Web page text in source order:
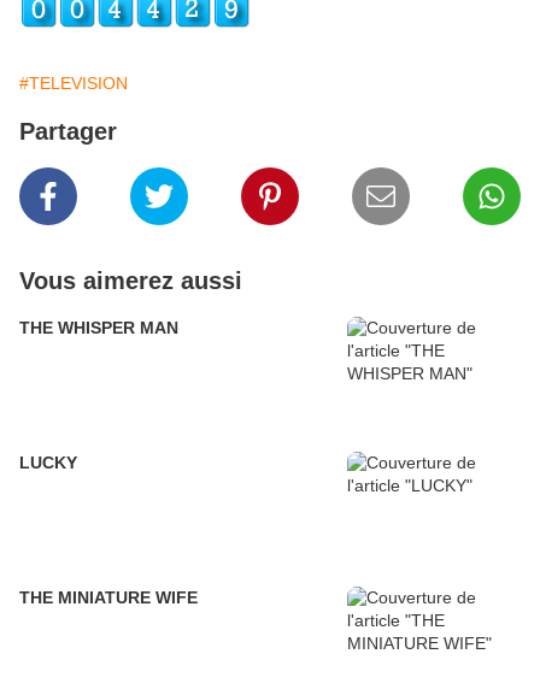
#TELEVISION
Partager
Vous aimerez aussi
THE WHISPER MAN
LUCKY
THE MINIATURE WIFE